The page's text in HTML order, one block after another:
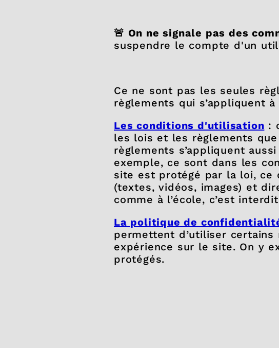
🚨 On ne signale pas des
suspendre le compte d'un
Ce ne sont pas les seules
règlements qui s’appliquent
Les conditions d'utilisation :
les lois et les règlements
règlements s’appliquent
exemple, ce sont dans les
site est protégé par la loi, ce
(textes, vidéos, images) et
comme à l’école, c’est
La politique de
permettent d’utiliser
expérience sur le site. On y
protégés.